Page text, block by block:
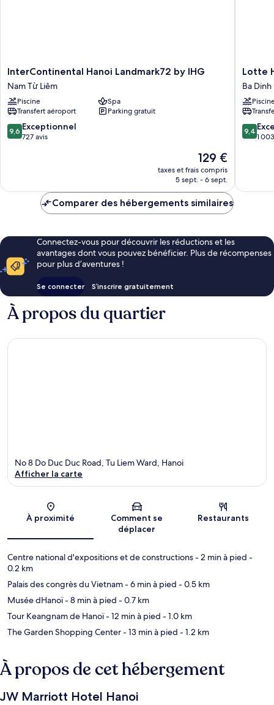
InterContinental
Hanoi
Landmark72
by
IHG
Nam
Từ
InterContinental Hanoi Landmark72 by IHG
Nam Từ Liêm
Piscine
Spa
Transfert aéroport
Parking gratuit
9.6
sur
9,6 Exceptionnel
727 avis
Le
nouveau
prix
de
129 €
taxes et frais compris
5 sept. - 6 sept.
Lotte
Hotel
Hanoi
Ba
Dinh
Lotte
Ba Dinh
9.4
sur
9,4
1
Comparer des hébergements similaires
Connectez-vous pour découvrir les réductions et les
avantages dont vous pouvez bénéficier. Plus de récompenses
pour plus d’aventures !
Se connecter S’inscrire gratuitement
À propos du quartier
Carte
No 8 Do Duc Duc Road, Tu Liem Ward, Hanoi
Afficher la carte
À proximité
Comment se
déplacer
Restaurants
Centre national d'expositions et de constructions- 2 min à pied -
0.2 km
Palais des congrès du Vietnam- 6 min à pied - 0.5 km
Musée dHanoï- 8 min à pied - 0.7 km
Tour Keangnam de Hanoï- 12 min à pied - 1.0 km
The Garden Shopping Center- 13 min à pied - 1.2 km
À propos de cet hébergement
JW Marriott Hotel Hanoi